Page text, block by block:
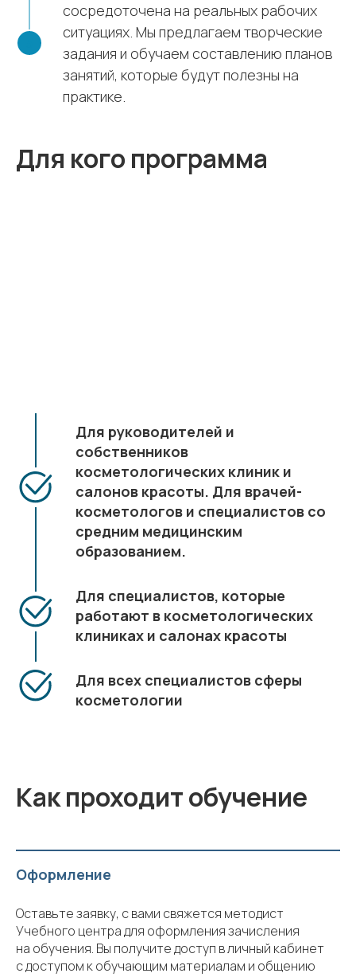
сосредоточена на реальных рабочих
ситуациях. Мы предлагаем творческие
задания и обучаем составлению планов
занятий, которые будут полезны на
практике.
Для кого программа
Для руководителей и
собственников
косметологических клиник и
салонов красоты. Для врачей-
косметологов и специалистов со
средним медицинским
образованием.
Для специалистов, которые
работают в косметологических
клиниках и салонах красоты
Для всех специалистов сферы
косметологии
Как проходит обучение
Оформление
Оставьте заявку, с вами свяжется методист
Учебного центра для оформления зачисления
на обучения. Вы получите доступ в личный кабинет
с доступом к обучающим материалам и общению